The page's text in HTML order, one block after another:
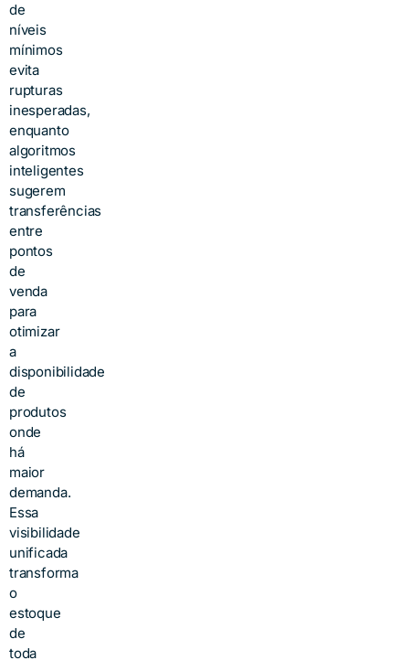
de
níveis
mínimos
evita
rupturas
inesperadas,
enquanto
algoritmos
inteligentes
sugerem
transferências
entre
pontos
de
venda
para
otimizar
a
disponibilidade
de
produtos
onde
há
maior
demanda.
Essa
visibilidade
unificada
transforma
o
estoque
de
toda